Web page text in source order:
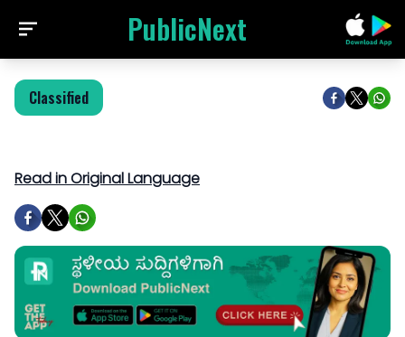
PublicNext
Classified
Read in Original Language